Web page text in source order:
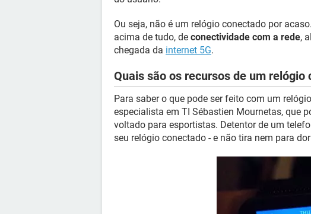
Ou seja, não é um relógio conectado por
acima de tudo, de conectividade com a rede,
chegada da internet 5G.
Quais são os recursos de um relógio
Para saber o que pode ser feito com um
especialista em TI Sébastien Mournetas, que
voltado para esportistas. Detentor de um
seu relógio conectado - e não tira nem para